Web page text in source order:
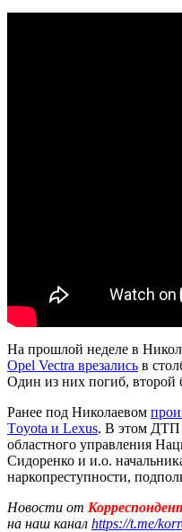
На прошлой неделе в
Opel Vectra врезались в
Один из них погиб, второй
Ранее под Николаевом
Тoyota и Lexus. В этом ДТП
областного управления
Сидоренко и и.о.
наркопреступности,
Новости от
на наш канал https://t.me/